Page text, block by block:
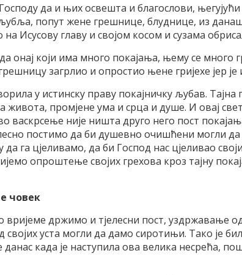
да и њих освешта и благослови, његујући
попут жене грешнице, блуднице, из
Исусову главу и својом косом и сузама
онај који има много покајања, њему се много
загрлио и опростио њене гријехе јер
у истинску праву покајничку љубав. Тајна
живота, промјене ума и срца и душе. И овај
васкрсење није ништа друго него пост
постимо да би душевно очишћени могли
га цјеливамо, да би Господ нас цјеливао
опроштење својих грехова кроз тајну
човек
вријеме држимо и тјелесни пост, уздржавање
уста могли да дамо сиротињи. Тако је
када је наступила ова велика несрећа,